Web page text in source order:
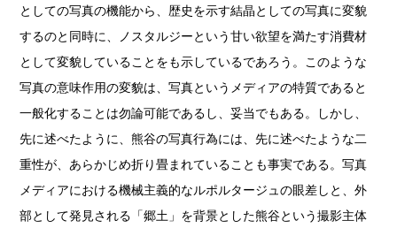
としての写真の機能から、歴史を示す結晶としての写真に変貌
するのと同時に、ノスタルジーという甘い欲望を満たす消費材
として変貌していることをも示しているであろう。このような
写真の意味作用の変貌は、写真というメディアの特質であると
一般化することは勿論可能であるし、妥当でもある。しかし、
先に述べたように、熊谷の写真行為には、先に述べたような二
重性が、あらかじめ折り畳まれていることも事実である。写真
メディアにおける機械主義的なルポルタージュの眼差しと、外
部として発見される「郷土」を背景とした熊谷という撮影主体